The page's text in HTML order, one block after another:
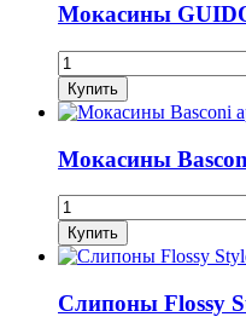
Мокасины
Мокасины
Слипоны Flossy